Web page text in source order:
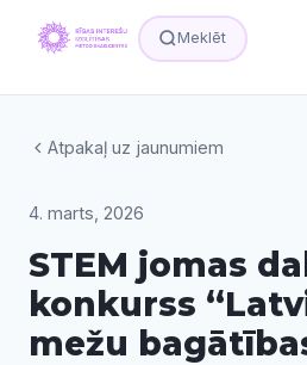
Meklēt
Atpakaļ uz jaunumiem
4. marts, 2026
STEM jomas
konkurss
mežu